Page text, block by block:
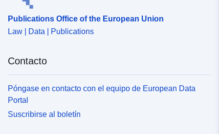
Publications Office of the European Union
Law | Data | Publications
Contacto
Póngase en contacto con el equipo de European Data
Portal
Suscribirse al boletín